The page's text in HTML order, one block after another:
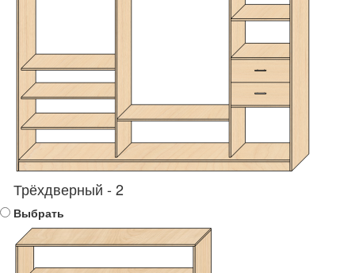
Трёхдверный - 2
Выбрать